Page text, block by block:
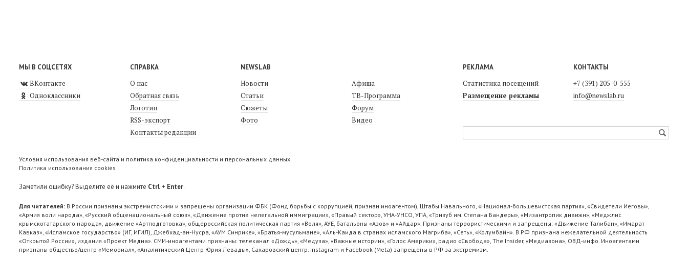
МЫ В СОЦСЕТЯХ
ВКонтакте
Одноклассники
СПРАВКА
О нас
Обратная связь
Логотип
RSS-экспорт
Контакты редакции
NEWSLAB
Новости
Статьи
Сюжеты
Фото
Афиша
ТВ-Программа
Форум
Видео
РЕКЛАМА
Статистика посещений
Размещение рекламы
КОНТАКТЫ
+7 (391) 205-0-555
info@newslab.ru
Условия использования веб-сайта и политика конфиденциальности и персональных данных
Политика использования cookies
Заметили ошибку? Выделите её и нажмите Ctrl + Enter.
Для читателей: В России признаны экстремистскими и запрещены организации ФБК (Фонд борьбы с коррупцией, признан иноагентом), Штабы Навального, «Национал-большевистская партия», «Свидетели Иеговы»,
«Армия воли народа», «Русский общенациональный союз», «Движение против нелегальной иммиграции», «Правый сектор», УНА-УНСО, УПА, «Тризуб им. Степана Бандеры», «Мизантропик дивижн», «Меджлис
крымскотатарского народа», движение «Артподготовка», общероссийская политическая партия «Воля», АУЕ, батальоны «Азов» и «Айдар». Признаны террористическими и запрещены: «Движение Талибан», «Имарат
Кавказ», «Исламское государство» (ИГ, ИГИЛ), Джебхад-ан-Нусра, «АУМ Синрике», «Братья-мусульмане», «Аль-Каида в странах исламского Магриба», «Сеть», «Колумбайн». В РФ признана нежелательной деятельность
«Открытой России», издания «Проект Медиа». СМИ-иноагентами признаны: телеканал «Дождь», «Медуза», «Важные истории», «Голос Америки», радио «Свобода», The Insider, «Медиазона», ОВД-инфо. Иноагентами
признаны общество/центр «Мемориал», «Аналитический Центр Юрия Левады», Сахаровский центр. Instagram и Facebook (Metа) запрещены в РФ за экстремизм.